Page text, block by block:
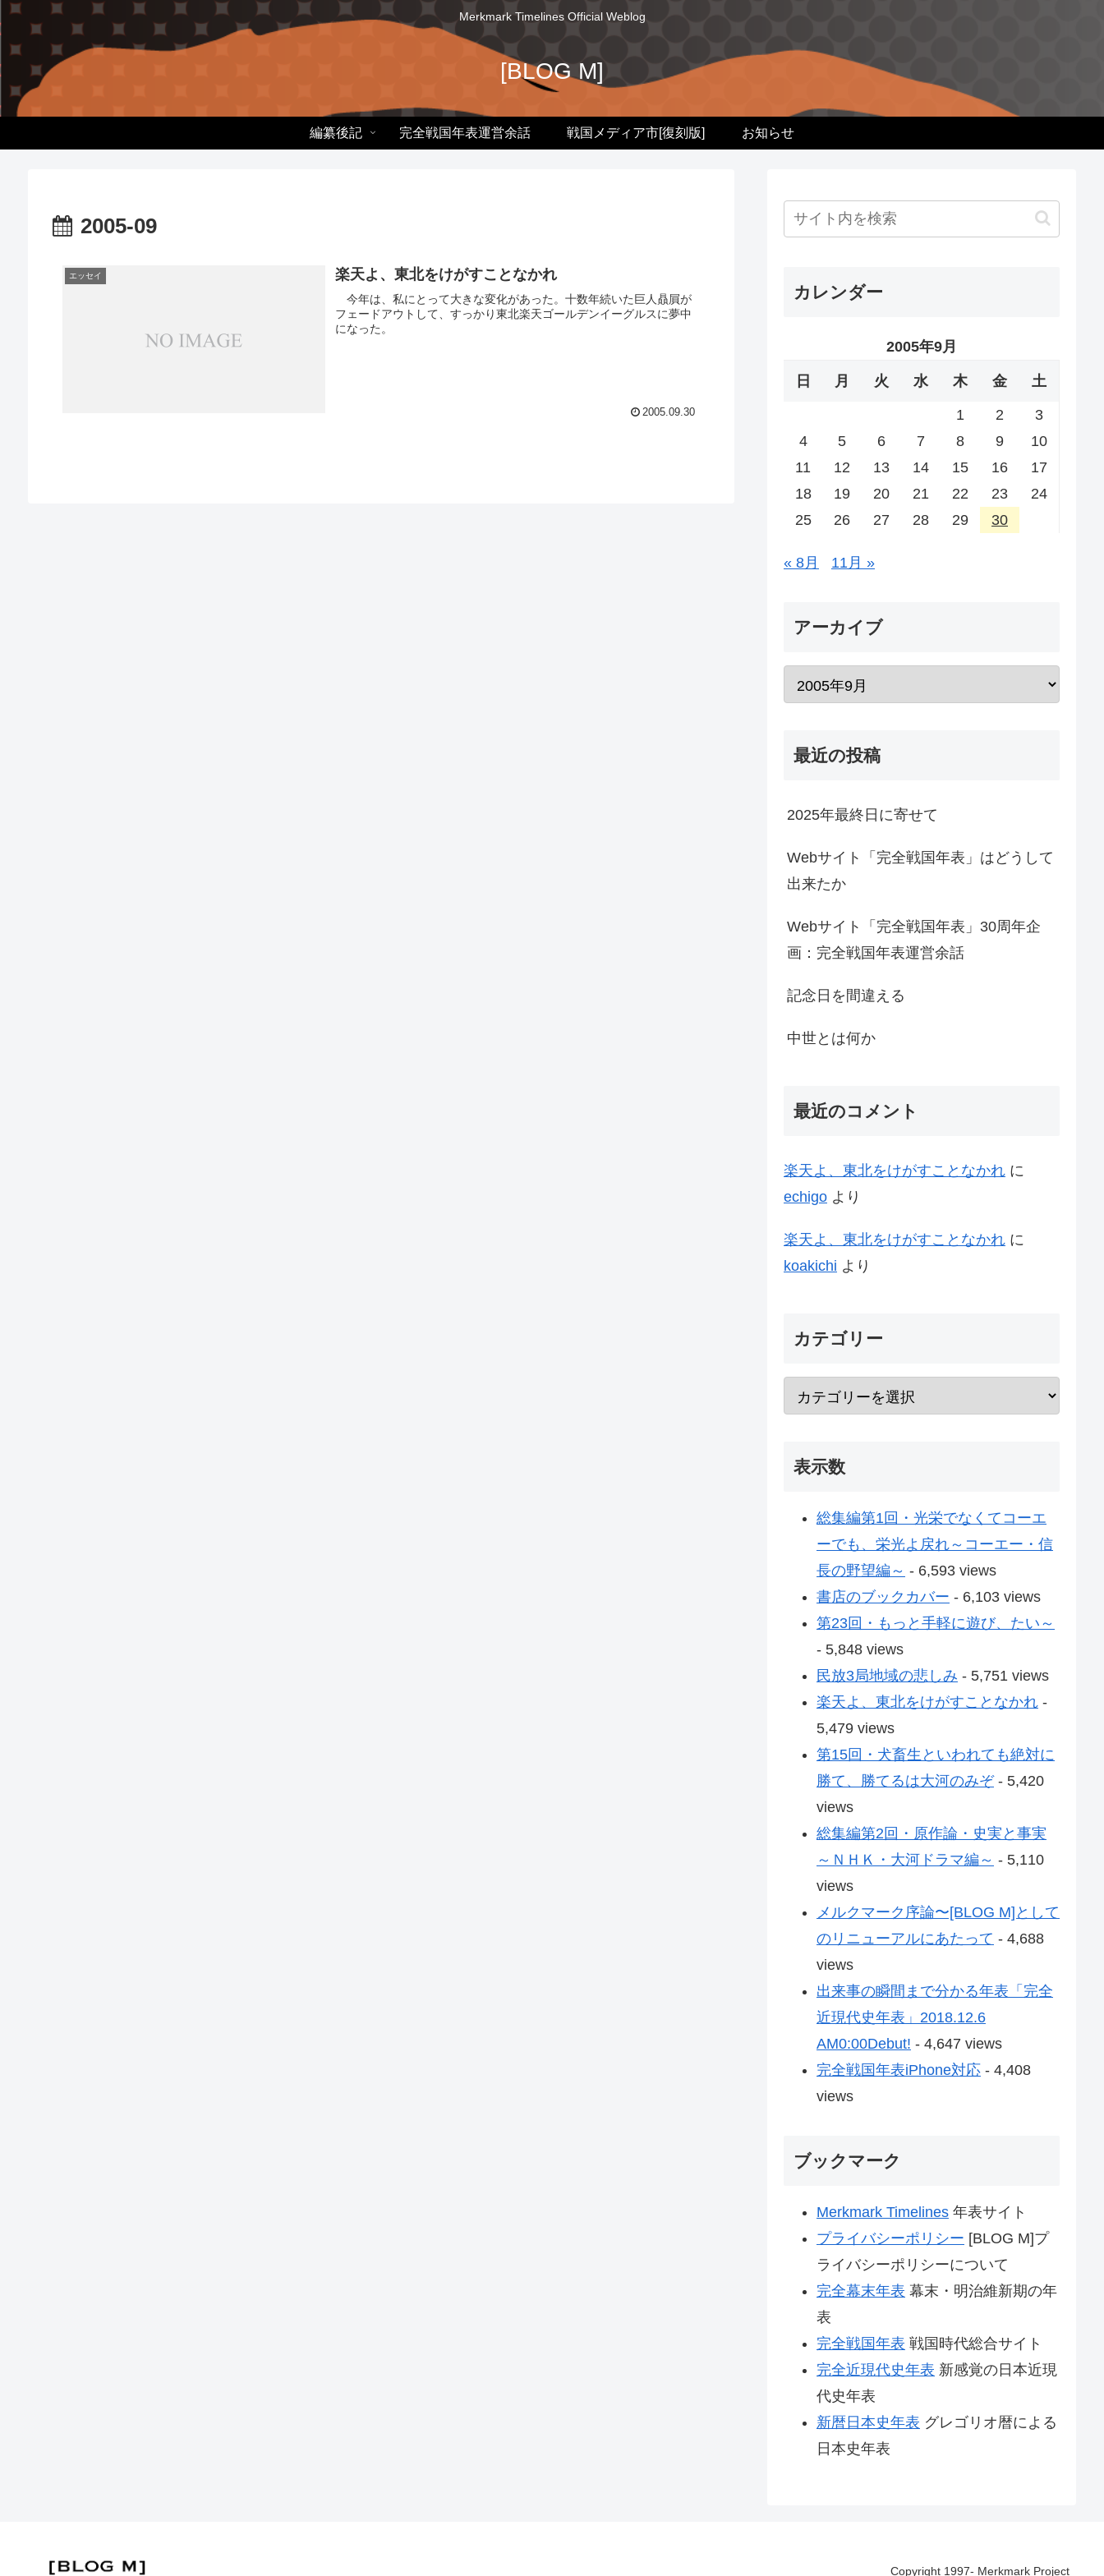
Merkmark Timelines Official Weblog
[BLOG M]
編纂後記 完全戦国年表運営余話 戦国メディア市[復刻版] お知らせ
2005-09
エッセイ 楽天よ、東北をけがすことなかれ
今年は、私にとって大きな変化があった。十数年続いた巨人贔屓が
フェードアウトして、すっかり東北楽天ゴールデンイーグルスに夢中
になった。
2005.09.30
カレンダー
2005年9月
日 月 火 水 木 金 土
1 2
3
4
5 6 7 8 9
10
11
12 13 14 15 16
17
18
19 20 21 22 23
24
25
26 27 28 29 30
« 8月 11月 »
アーカイブ
最近の投稿
2025年最終日に寄せて
Webサイト「完全戦国年表」はどうして
出来たか
Webサイト「完全戦国年表」30周年企
画：完全戦国年表運営余話
記念日を間違える
中世とは何か
最近のコメント
楽天よ、東北をけがすことなかれ に
echigo より
楽天よ、東北をけがすことなかれ に
koakichi より
カテゴリー
表示数
総集編第1回・光栄でなくてコーエ
ーでも、栄光よ戻れ～コーエー・信
長の野望編～ - 6,593 views
書店のブックカバー - 6,103 views
第23回・もっと手軽に遊び、たい～
- 5,848 views
民放3局地域の悲しみ - 5,751 views
楽天よ、東北をけがすことなかれ -
5,479 views
第15回・犬畜生といわれても絶対に
勝て、勝てるは大河のみぞ- 5,420
views
総集編第2回・原作論・史実と事実
～ＮＨＫ・大河ドラマ編～ - 5,110
views
メルクマーク序論〜[BLOG M]として
のリニューアルにあたって - 4,688
views
出来事の瞬間まで分かる年表「完全
近現代史年表」2018.12.6
AM0:00Debut! - 4,647 views
完全戦国年表iPhone対応 - 4,408
views
ブックマーク
Merkmark Timelines 年表サイト
プライバシーポリシー [BLOG M]プ
ライバシーポリシーについて
完全幕末年表 幕末・明治維新期の年
表
完全戦国年表 戦国時代総合サイト
完全近現代史年表 新感覚の日本近現
代史年表
新暦日本史年表 グレゴリオ暦による
日本史年表
Copyright 1997- Merkmark Project